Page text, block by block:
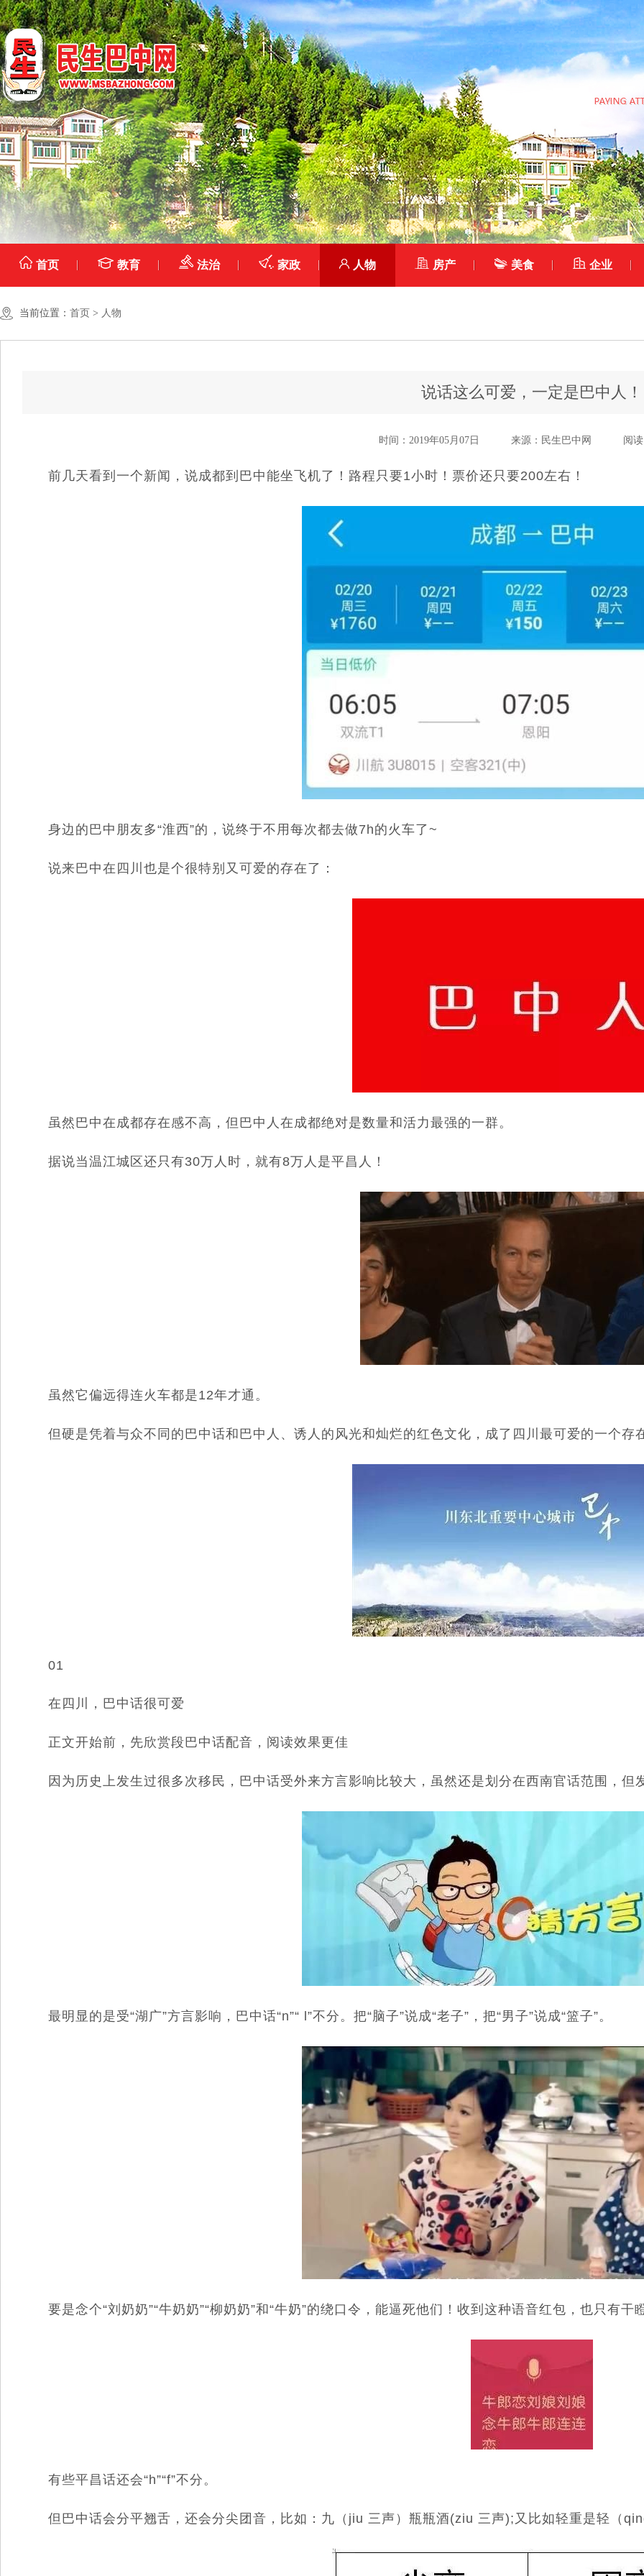
首页 教育 法治 家政 人物 房产 美食 企业
当前位置： 首页 > 人物
说话这么可爱，一定是巴中人！
时间：2019年05月07日 来源：民生巴中网 阅
前几天看到一个新闻，说成都到巴中能坐飞机了！路程只要1小时！票价还只要200左右！
身边的巴中朋友多“淮西”的，说终于不用每次都去做7h的火车了~
说来巴中在四川也是个很特别又可爱的存在了：
虽然巴中在成都存在感不高，但巴中人在成都绝对是数量和活力最强的一群。
据说当温江城区还只有30万人时，就有8万人是平昌人！
虽然它偏远得连火车都是12年才通。
但硬是凭着与众不同的巴中话和巴中人、诱人的风光和灿烂的红色文化，成了四川最可爱的一个存
01
在四川，巴中话很可爱
正文开始前，先欣赏段巴中话配音，阅读效果更佳
因为历史上发生过很多次移民，巴中话受外来方言影响比较大，虽然还是划分在西南官话范围，但
最明显的是受“湖广”方言影响，巴中话“n”“ l”不分。把“脑子”说成“老子”，把“男子”说成“篮子”。
要是念个“刘奶奶”“牛奶奶”“柳奶奶”和“牛奶”的绕口令，能逼死他们！收到这种语音红包，也只有干
有些平昌话还会“h”“f”不分。
但巴中话会分平翘舌，还会分尖团音，比如：九（jiu 三声）瓶瓶酒(ziu 三声);又比如轻重是轻（